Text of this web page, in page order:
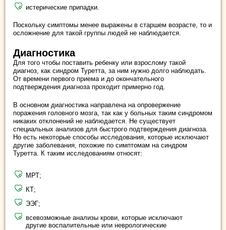
истерические припадки.
Поскольку симптомы менее выражены в старшем возрасте, то и
осложнение для такой группы людей не наблюдается.
Диагностика
Для того чтобы поставить ребенку или взрослому такой
диагноз, как синдром Туретта, за ним нужно долго наблюдать.
От времени первого приема и до окончательного
подтверждения диагноза проходит примерно год.
В основном диагностика направлена на опровержение
поражения головного мозга, так как у больных таким синдромом
никаких отклонений не наблюдается. Не существует
специальных анализов для быстрого подтверждения диагноза.
Но есть некоторые способы исследования, которые исключают
другие заболевания, похожие по симптомам на синдром
Туретта. К таким исследованиям относят:
МРТ;
КТ;
ЭЭГ;
всевозможные анализы крови, которые исключают
другие воспалительные или неврологические